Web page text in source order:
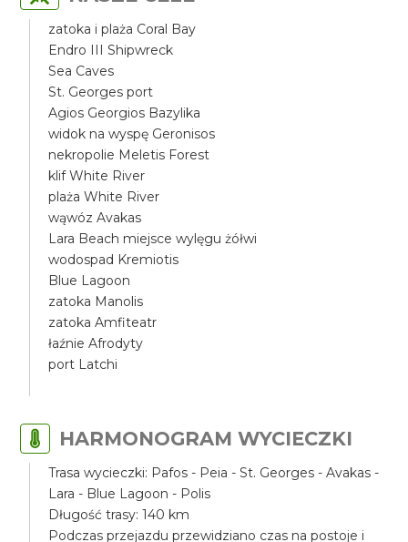
zatoka i plaża Coral Bay
Endro III Shipwreck
Sea Caves
St. Georges port
Agios Georgios Bazylika
widok na wyspę Geronisos
nekropolie Meletis Forest
klif White River
plaża White River
wąwóz Avakas
Lara Beach miejsce wylęgu żółwi
wodospad Kremiotis
Blue Lagoon
zatoka Manolis
zatoka Amfiteatr
łaźnie Afrodyty
port Latchi
HARMONOGRAM WYCIECZKI
Trasa wycieczki: Pafos - Peia - St. Georges - Avakas -
Lara - Blue Lagoon - Polis
Długość trasy: 140 km
Podczas przejazdu przewidziano czas na postoje i